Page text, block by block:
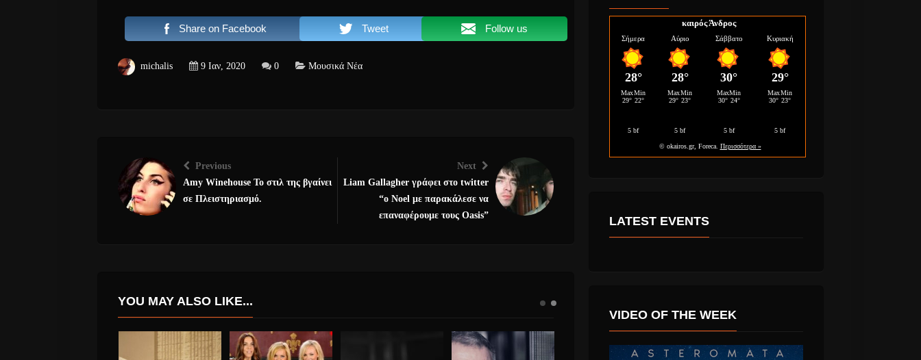
Share on Facebook Tweet Follow us
michalis 9 Ιαν, 2020 0 Μουσικά Νέα
Previous
Amy Winehouse Το στιλ της βγαίνει
σε Πλειστηριασμό.
Next
Liam Gallagher γράφει στο twitter
“ο Noel με παρακάλεσε να
επαναφέρουμε τους Oasis”
YOU MAY ALSO LIKE...
καιρός Άνδρος
LATEST EVENTS
VIDEO OF THE WEEK